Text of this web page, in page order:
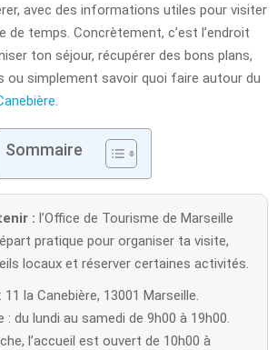
avec des informations utiles pour visiter
de temps. Concrètement, c’est l’endroit
ton séjour, récupérer des bons plans,
ou simplement savoir quoi faire autour du
Sommaire
: l’Office de Tourisme de Marseille
pratique pour organiser ta visite,
locaux et réserver certaines activités.
la Canebière, 13001 Marseille.
: du lundi au samedi de 9h00 à 19h00.
l’accueil est ouvert de 10h00 à